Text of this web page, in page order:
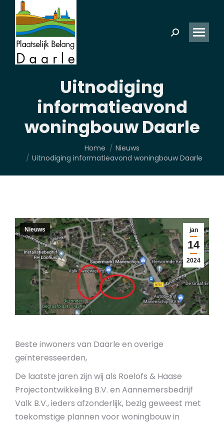
Zoeken:
Uitnodiging
informatieavond
woningbouw Daarle
Home
Nieuws
Uitnodiging informatieavond woningbouw Daarle
jan
14
2024
Nieuws
Beste inwoners van Daarle en overige
geïnteresseerden,
De laatste jaren zijn wij als Roelofs & Haase
Projectontwikkeling B.V. en Aannemersbedrijf
Valk B.V., ieders afzonderlijk, bezig geweest met
toekomstige plannen voor woningbouw in